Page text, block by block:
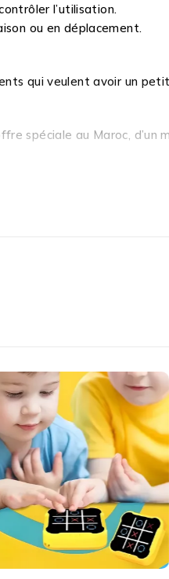
l’utilisation.
ou en déplacement.
qui veulent avoir un
spéciale au Maroc,